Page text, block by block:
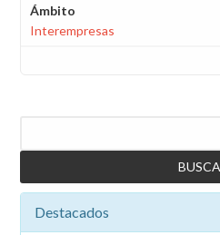
Ámbito
Interempresas
Destacados